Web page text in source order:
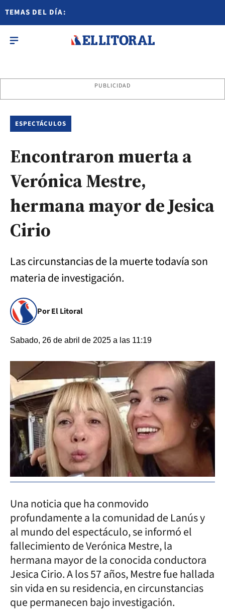
TEMAS DEL DÍA:
PUBLICIDAD
ESPECTÁCULOS
Encontraron muerta a
Verónica Mestre,
hermana mayor de Jesica
Cirio
Las circunstancias de la muerte todavía son
materia de investigación.
Por El Litoral
Sabado, 26 de abril de 2025 a las 11:19
Una noticia que ha conmovido
profundamente a la comunidad de Lanús y
al mundo del espectáculo, se informó el
fallecimiento de Verónica Mestre, la
hermana mayor de la conocida conductora
Jesica Cirio. A los 57 años, Mestre fue hallada
sin vida en su residencia, en circunstancias
que permanecen bajo investigación.